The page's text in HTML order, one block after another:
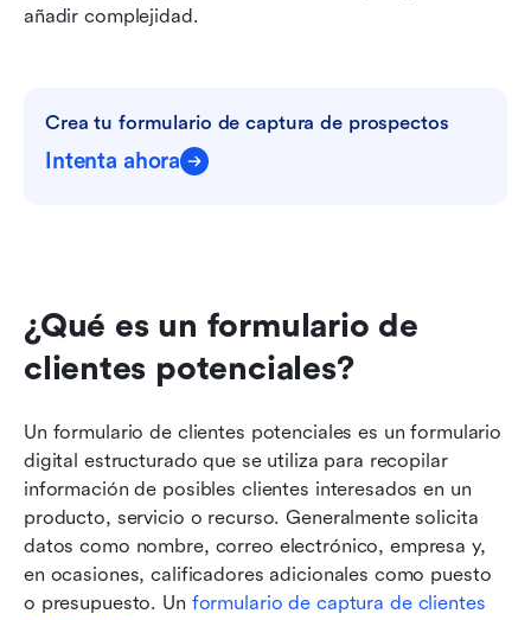
añadir complejidad.
Crea tu formulario de captura de prospectos
Intenta ahora
¿Qué es un formulario de
clientes potenciales?
Un formulario de clientes potenciales es un formulario
digital estructurado que se utiliza para recopilar
información de posibles clientes interesados en un
producto, servicio o recurso. Generalmente solicita
datos como nombre, correo electrónico, empresa y,
en ocasiones, calificadores adicionales como puesto
o presupuesto. Un formulario de captura de clientes